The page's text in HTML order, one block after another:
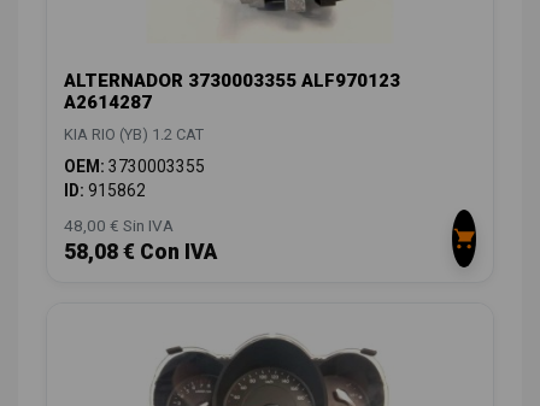
ALTERNADOR 3730003355 ALF970123
A2614287
KIA RIO (YB) 1.2 CAT
OEM: 3730003355
ID: 915862
48,00 € Sin IVA
58,08 € Con IVA